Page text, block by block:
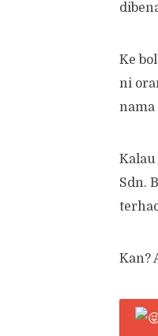
Ke
ni
nama
Kalau
Sdn.
Kan?